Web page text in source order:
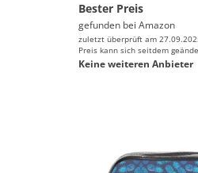
Bester Preis
gefunden bei Amazon
zuletzt überprüft am
Preis kann sich seitdem
Keine weiteren Anbieter